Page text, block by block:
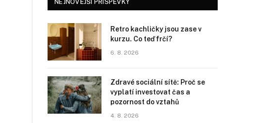
NEJNOVĚJŠÍ PŘÍSPĚVKY
Retro kachličky jsou zase v
kurzu. Co teď frčí?
6. 8. 2026
Zdravé sociální sítě: Proč se
vyplatí investovat čas a
pozornost do vztahů
4. 8. 2026